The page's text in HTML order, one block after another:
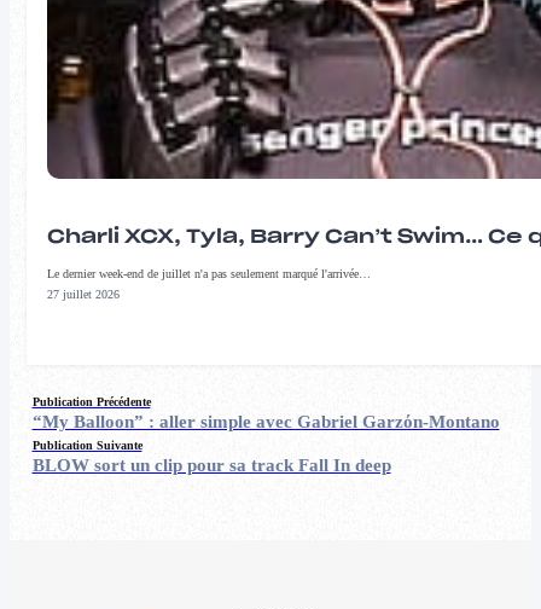
Charli XCX, Tyla, Barry Can’t Swim…
Le dernier week-end de juillet n'a pas seulement marqué l'arrivée…
27 juillet 2026
Publication Précédente
“My Balloon” : aller simple avec Gabriel Garzόn-Montano
Publication Suivante
BLOW sort un clip pour sa track Fall In deep